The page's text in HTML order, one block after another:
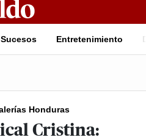
Sucesos Entretenimiento
Honduras
Cristina: